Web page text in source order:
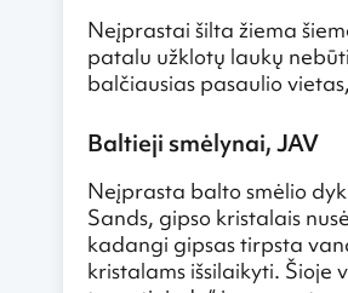
Neįprastai šilta žiema
patalu užklotų laukų
balčiausias pasaulio
Baltieji smėlynai, JAV
Neįprasta balto smėlio
Sands, gipso kristalais
kadangi gipsas tirpsta
kristalams išsilaikyti. Šioje